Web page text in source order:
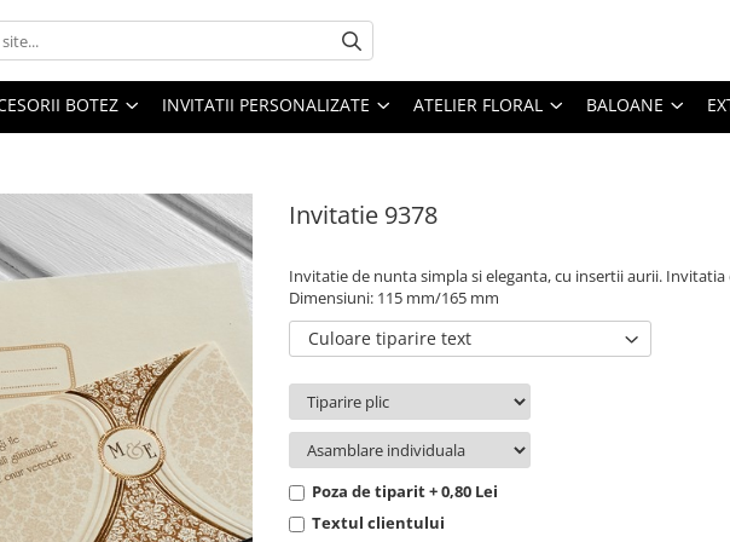
BOTEZ INVITATII PERSONALIZATE ATELIER FLORAL BALOANE
Invitatie 9378
Invitatie de nunta simpla si eleganta, cu insertii aurii. Invitatia
Dimensiuni: 115 mm/165 mm
Culoare tiparire text
Poza de tiparit + 0,80 Lei
Textul clientului